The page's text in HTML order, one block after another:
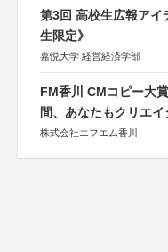
第3回 高校生広報アイ
生限定》
嘉悦大学 経営経済学部
FM香川 CMコピー大
間、あなたもクリエイ
株式会社エフエム香川